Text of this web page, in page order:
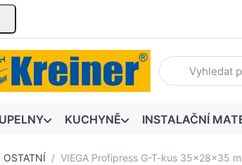
Zadejte
KUCHYNĚ INSTALAČNÍ
stránka
OSTATNÍ VIEGA Profipress G-T-kus 35x28x35